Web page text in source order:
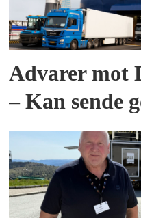
Advarer mot
– Kan sende